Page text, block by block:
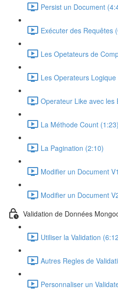
Persist un Document
Exécuter des Requêtes
Les Opetateurs de
Les Operateurs
Operateur Like avec les
La Méthode Count (1:23)
La Pagination (2:10)
Modifier un Document
Modifier un Document
Validation de Données
Utiliser la Validation
Autres Regles de
Personnaliser un